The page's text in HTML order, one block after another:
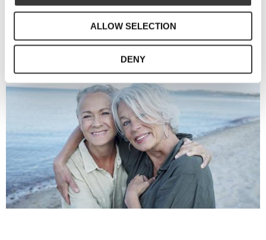
ALLOW SELECTION
DENY
bakgrund inom illustration, styling och design.